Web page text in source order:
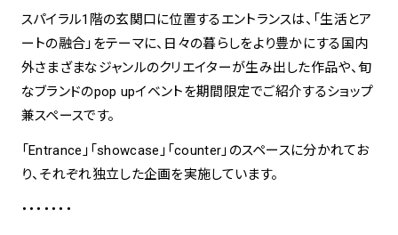
Store1
Spiral Rendezvous Store
MoN Park Cafe by Spiral
MoN Shop by Spiral
スパイラル1階の玄関口に位置するエントランスは、「生活とア
ートの融合」をテーマに、日々の暮らしをより豊かにする国内
外さまざまなジャンルのクリエイターが生み出した作品や、旬
なブランドのpop upイベントを期間限定でご紹介するショップ
兼スペースです。
「Entrance」「showcase」「counter」のスペースに分かれてお
り、それぞれ独立した企画を実施しています。
・・・・・・・